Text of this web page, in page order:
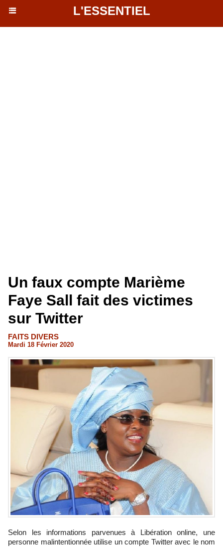
L'ESSENTIEL
Un faux compte Marième
Faye Sall fait des victimes
sur Twitter
FAITS DIVERS
Mardi 18 Février 2020
Selon les informations parvenues à Libération online, une
personne malintentionnée utilise un compte Twitter avec le nom